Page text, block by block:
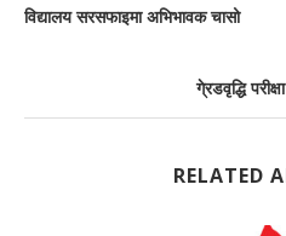
विद्यालय सरसफाइमा अभिभावक चासो
गे्रडवृद्धि
RELATED